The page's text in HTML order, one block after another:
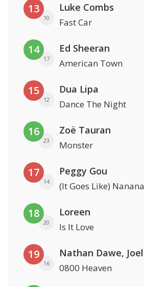
13
10
Luke Combs
Fast Car
14
17
Ed Sheeran
American Town
15
12
Dua Lipa
Dance The Night
16
23
Zoë Tauran
Monster
17
14
Peggy Gou
(It Goes Like) Nanana
18
20
Loreen
Is It Love
19
16 0800 Heaven